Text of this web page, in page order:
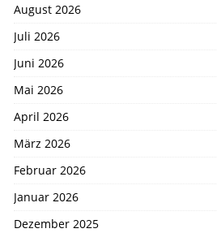
August 2026
Juli 2026
Juni 2026
Mai 2026
April 2026
März 2026
Februar 2026
Januar 2026
Dezember 2025